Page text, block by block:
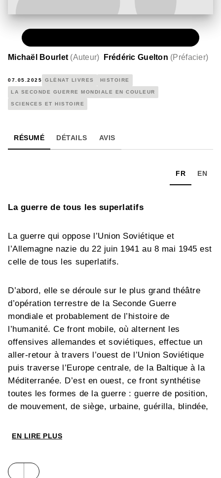
Michaël Bourlet (Auteur) Frédéric Guelton (Préfacier)
07.05.2025 GLÉNAT LIVRES HISTOIRE
LA SECONDE GUERRE MONDIALE EN COULEUR
SCIENCES ET HISTOIRE
RÉSUMÉ DÉTAILS AVIS
FR EN
La guerre de tous les superlatifs
La guerre qui oppose l’Union Soviétique et
l’Allemagne nazie du 22 juin 1941 au 8 mai 1945 est
celle de tous les superlatifs.
D’abord, elle se déroule sur le plus grand théâtre
d’opération terrestre de la Seconde Guerre
mondiale et probablement de l’histoire de
l’humanité. Ce front mobile, où alternent les
offensives allemandes et soviétiques, effectue un
aller-retour à travers l’ouest de l’Union Soviétique
puis traverse l’Europe centrale, de la Baltique à la
Méditerranée. D’est en ouest, ce front synthétise
toutes les formes de la guerre : guerre de position,
de mouvement, de siège, urbaine, guérilla, blindée,
deux régimes totalitaires entraine une mobilisation
humaines d’une ampleur inédite en raison des
EN LIRE PLUS